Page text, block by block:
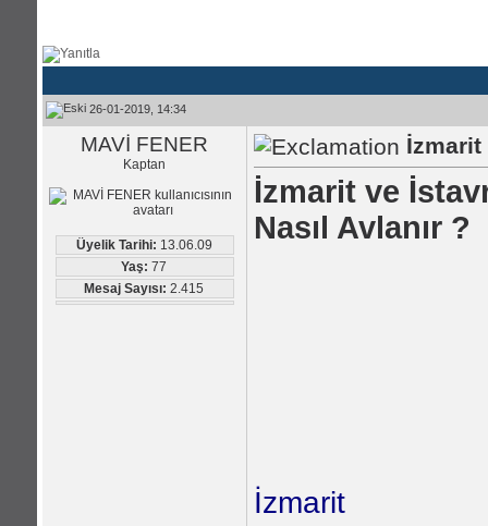
26-01-2019, 14:34
MAVİ FENER
Kaptan
Üyelik Tarihi: 13.06.09
Yaş: 77
Mesaj Sayısı: 2.415
İzmarit
İzmarit ve
Nasıl Avlanır ?
İzmarit